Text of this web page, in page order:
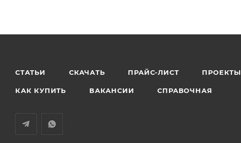
СТАТЬИ СКАЧАТЬ ПРАЙС-ЛИСТ ПРОЕКТЫ
КАК КУПИТЬ ВАКАНСИИ СПРАВОЧНАЯ